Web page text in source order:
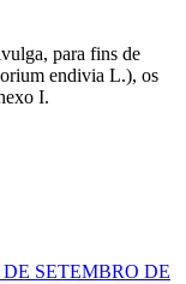
para fins de
endivia L.), os
I.
SETEMBRO DE